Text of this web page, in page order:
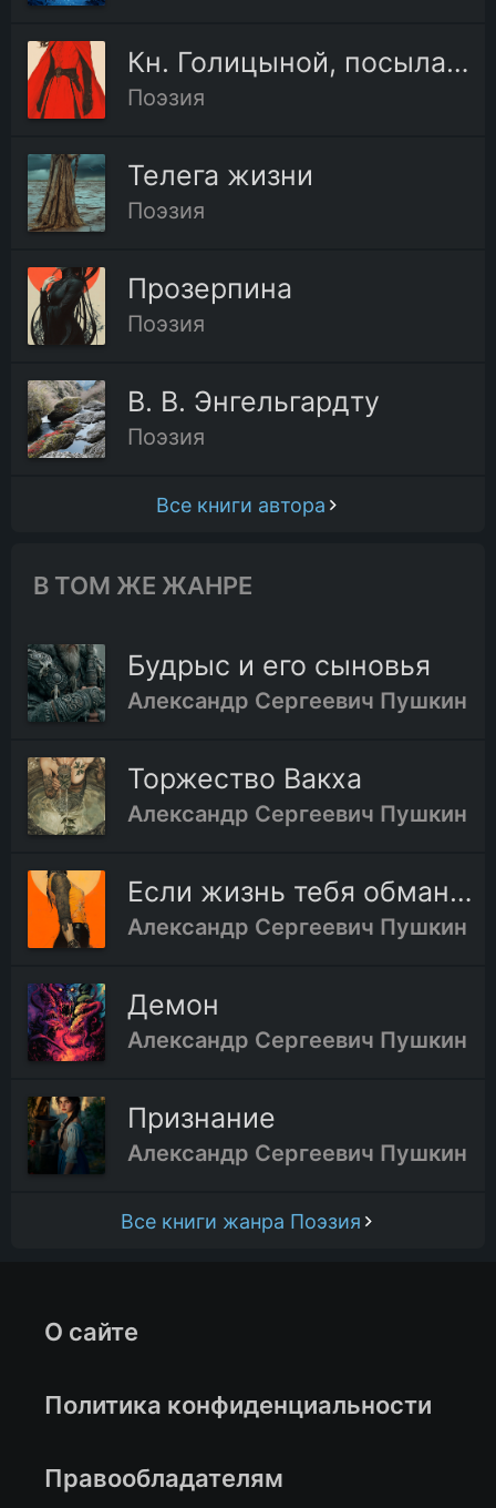
Кн. Голицыной, посылая ей оду «Вольность»
Поэзия
Телега жизни
Поэзия
Прозерпина
Поэзия
В. В. Энгельгардту
Поэзия
Все книги автора
В ТОМ ЖЕ ЖАНРЕ
Будрыс и его сыновья
Александр Сергеевич Пушкин
Торжество Вакха
Александр Сергеевич Пушкин
Если жизнь тебя обманет
Александр Сергеевич Пушкин
Демон
Александр Сергеевич Пушкин
Признание
Александр Сергеевич Пушкин
Все книги жанра Поэзия
О сайте
Политика конфиденциальности
Правообладателям